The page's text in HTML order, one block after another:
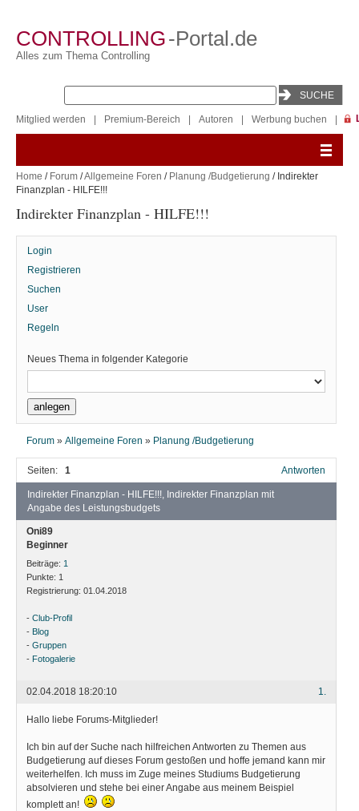
CONTROLLING-Portal.de
Alles zum Thema Controlling
Mitglied werden Premium-Bereich Autoren Werbung buchen
Home / Forum /Allgemeine Foren / Planung /Budgetierung / Indirekter
Finanzplan - HILFE!!!
Indirekter Finanzplan - HILFE!!!
Login
Registrieren
Suchen
User
Regeln
Neues Thema in folgender Kategorie
Forum »Allgemeine Foren » Planung /Budgetierung
Seiten: 1 Antworten
Indirekter Finanzplan - HILFE!!!, Indirekter Finanzplan mit
Angabe des Leistungsbudgets
Oni89
Beginner
Beiträge: 1
Punkte: 1
Registrierung: 01.04.2018
- Club-Profil
- Blog
- Gruppen
- Fotogalerie
1.
02.04.2018 18:20:10
Hallo liebe Forums-Mitglieder!
Ich bin auf der Suche nach hilfreichen Antworten zu Themen aus
Budgetierung auf dieses Forum gestoßen und hoffe jemand kann mir
weiterhelfen. Ich muss im Zuge meines Studiums Budgetierung
absolvieren und stehe bei einer Angabe aus meinem Beispiel
komplett an!